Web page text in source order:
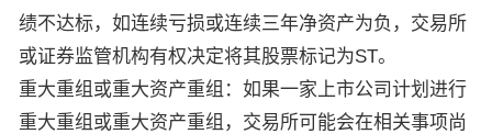
绩不达标，如连续亏损或连续三年净资产为负，交易所
或证券监管机构有权决定将其股票标记为ST。
重大重组或重大资产重组：如果一家上市公司计划进行
重大重组或重大资产重组，交易所可能会在相关事项尚